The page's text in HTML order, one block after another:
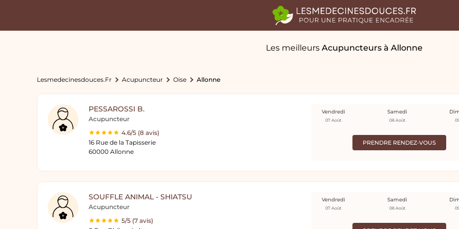
Les meilleurs Acupuncteurs à Allonne
Lesmedecinesdouces.fr Acupuncteur Oise Allonne
PESSAROSSI B.
Acupuncteur
4.6/5 (8 avis)
16 Rue de la Tapisserie
60000 Allonne
PRENDRE RENDEZ-VOUS
Vendredi
07 Août
Samedi
08 Août
SOUFFLE ANIMAL - SHIATSU
Acupuncteur
5/5 (7 avis)
Vendredi
07 Août
Samedi
08 Août